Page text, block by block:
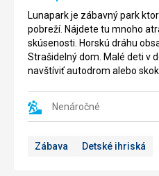
Lunapark je zábavný park
pobreží. Nájdete tu mnoho
skúsenosti. Horskú dráhu
Strašidelný dom. Malé deti v
navštíviť autodrom alebo
Nenáročné
Zábava Detské ihriská